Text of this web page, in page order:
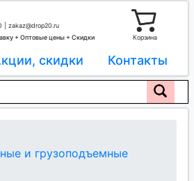
zakaz@drop20.ru
+ Оптовые цены + Скидки
Корзина
скидки Контакты
и грузоподъемные